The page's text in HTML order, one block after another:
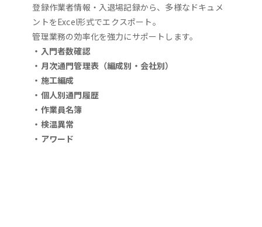
登録作業者情報・入退場記録から、多様なドキュメ
ントをExcel形式でエクスポート。
管理業務の効率化を強力にサポートします。
・入門者数確認
・月次通門管理表（編成別・会社別）
・施工編成
・個人別通門履歴
・作業員名簿
・検温異常
・アワード